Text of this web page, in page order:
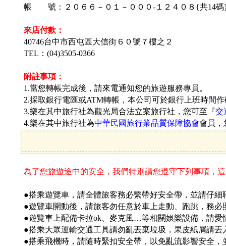
帳 號：
２０６６－０１－０００-１２４０８{共14
來店付款：
40746台中市西屯區大信街 ６０號７樓之２
TEL：(04)3505-0366
附註事項：
1.當您轉帳完成後，請來電通知您的旅遊服務專員。
2.採取銀行電匯或ATM轉帳，本公司可於銀行上班時間
3.樂在其中旅行社為觀光局合法立案旅行社，您可至『交
4.樂在其中旅行社為中華民國旅行業品質保障協會會員，
為了您旅遊途中的安全，我們特別請您遵守下列事項，
●搭乘遊覽車，請全體旅客務必繫帶好安全帶，並請仔
●遊覽車開動後，請旅客勿任意於車上走動、跑跳，務必
●遊覽車上配備卡拉ok、麥克風…等相關娛樂設備，請愛
●搭乘大眾運輸交通工具請勿亂丟棄垃圾，果皮紙屑請
●搭乘飛機時，請隨時緊扣安全帶，以免亂流影響安全